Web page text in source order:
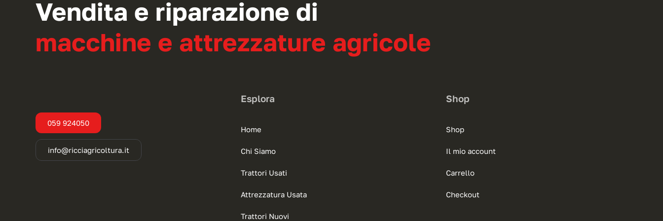
Vendita e riparazione di
macchine e attrezzature agricole
059 924050
info@ricciagricoltura.it
Esplora
Home
Chi Siamo
Trattori Usati
Attrezzatura Usata
Trattori Nuovi
Shop
Shop
Il mio account
Carrello
Checkout